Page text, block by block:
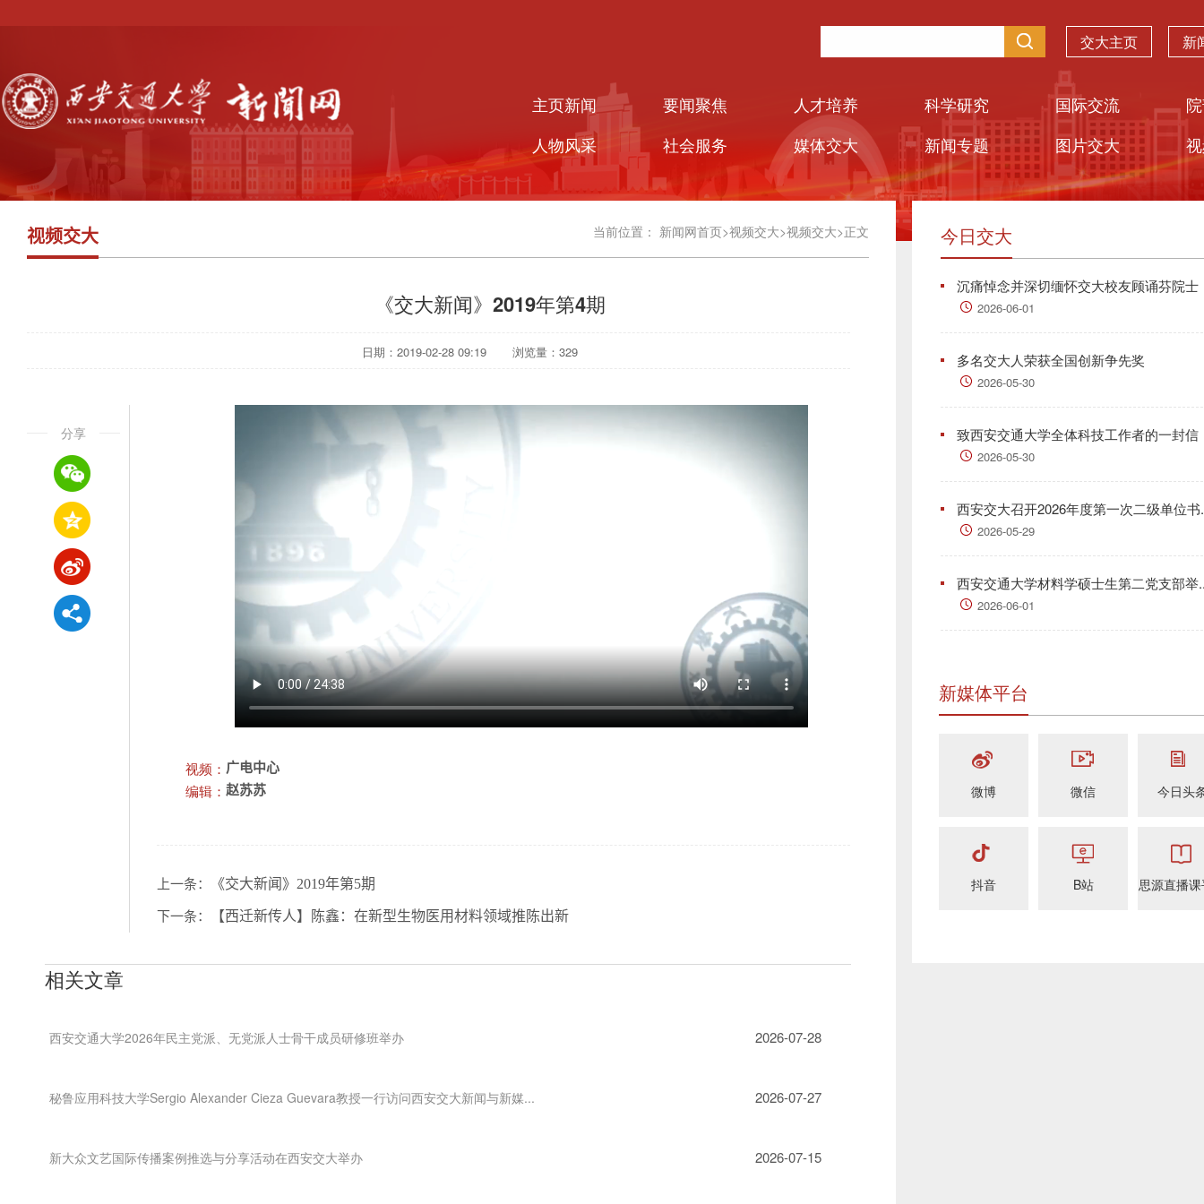
交大主页 新
主页新闻 要闻聚焦 人才培养 科学研究 国际交流
人物风采
社会服务 媒体交大 新闻专题 图片交大
当前位置： 新闻网首页>视频交大>视频交大>正文
视频交大
分享
《交大新闻》2019年第4期
日期：2019-02-28 09:19 浏览量： 329
视频： 广电中心
编辑： 赵苏苏
上一条： 《交大新闻》2019年第5期
下一条： 【西迁新传人】陈鑫：在新型生物医用材料领域推陈出新
相关文章
西安交通大学2026年民主党派、无党派人士骨干成员研修班举办 2026-07-28
秘鲁应用科技大学Sergio Alexander Cieza Guevara教授一行访问西安交大新闻与新媒... 2026-07-27
新大众文艺国际传播案例推选与分享活动在西安交大举办 2026-07-15
今日交大
沉痛悼念并深切缅怀交大校友顾诵芬院士
2026-06-01
多名交大人荣获全国创新争先奖
2026-05-30
致西安交通大学全体科技工作者的一封信
2026-05-30
西安交大召开2026年度第一次二级单位书
2026-05-29
西安交通大学材料学硕士生第二党支部举
2026-06-01
新媒体平台
微博 微信 今日头
抖音 B站 思源直播